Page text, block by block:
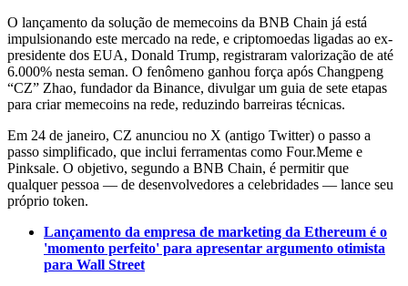
O lançamento da solução de memecoins da BNB Chain já está
impulsionando este mercado na rede, e criptomoedas ligadas ao ex-
presidente dos EUA, Donald Trump, registraram valorização de até
6.000% nesta seman. O fenômeno ganhou força após Changpeng
“CZ” Zhao, fundador da Binance, divulgar um guia de sete etapas
para criar memecoins na rede, reduzindo barreiras técnicas.
Em 24 de janeiro, CZ anunciou no X (antigo Twitter) o passo a
passo simplificado, que inclui ferramentas como Four.Meme e
Pinksale. O objetivo, segundo a BNB Chain, é permitir que
qualquer pessoa — de desenvolvedores a celebridades — lance seu
próprio token.
Lançamento da empresa de marketing da Ethereum é o
'momento perfeito' para apresentar argumento otimista
para Wall Street